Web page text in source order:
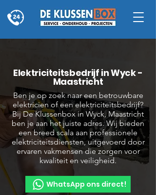
Elektriciteitsbedrijf in Wyck -
Maastricht
Ben je op zoek naar een betrouwbare
elektricien of een elektriciteitsbedrijf?
Bij De Klussenbox in Wyck, Maastricht
ben je aan het juiste adres. Wij bieden
een breed scala aan professionele
elektriciteitsdiensten, uitgevoerd door
ervaren vakmensen die zorgen voor
kwaliteit en veiligheid.
WhatsApp ons direct!